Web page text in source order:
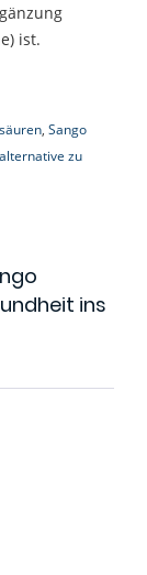
ist.
, Sango
alternative zu
ins